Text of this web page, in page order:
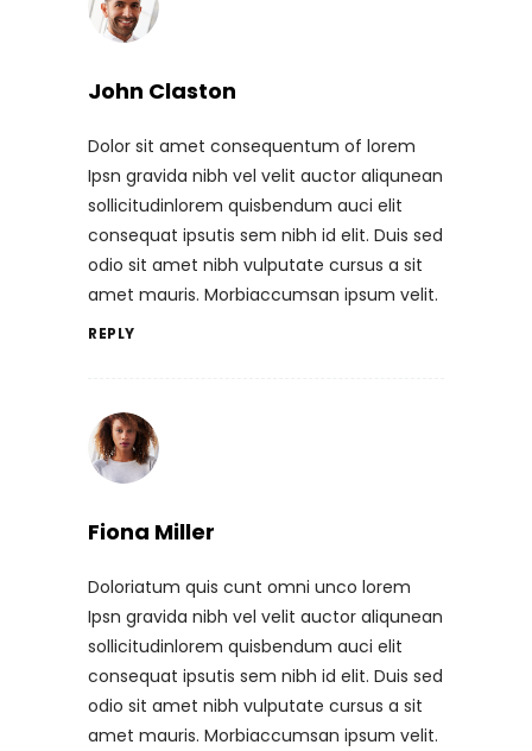
John Claston
Dolor sit amet consequentum of lorem
Ipsn gravida nibh vel velit auctor aliqunean
sollicitudinlorem quisbendum auci elit
consequat ipsutis sem nibh id elit. Duis sed
odio sit amet nibh vulputate cursus a sit
amet mauris. Morbiaccumsan ipsum velit.
REPLY
Fiona Miller
Doloriatum quis cunt omni unco lorem
Ipsn gravida nibh vel velit auctor aliqunean
sollicitudinlorem quisbendum auci elit
consequat ipsutis sem nibh id elit. Duis sed
odio sit amet nibh vulputate cursus a sit
amet mauris. Morbiaccumsan ipsum velit.